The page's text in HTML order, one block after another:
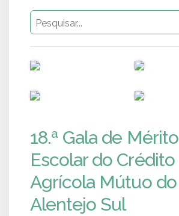
18.ª Gala de Mérito
Escolar do Crédito
Agrícola Mútuo do
Alentejo Sul